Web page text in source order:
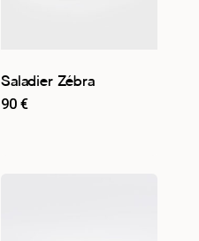
Saladier Zébra
90 €